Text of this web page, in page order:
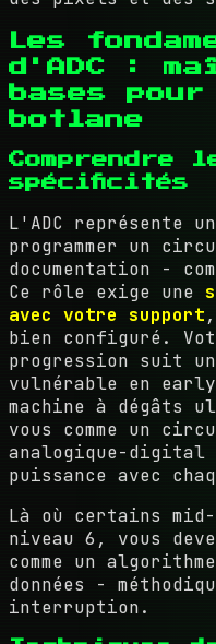
Les
d'ADC :
bases
botlane
Comprendre
spécificités
L'ADC représente
programmer un
documentation -
Ce rôle exige une
avec votre support
bien configuré.
progression suit
vulnérable en
machine à dégâts
vous comme un
analogique-digital
puissance avec
Là où certains
niveau 6, vous
comme un
données -
interruption.